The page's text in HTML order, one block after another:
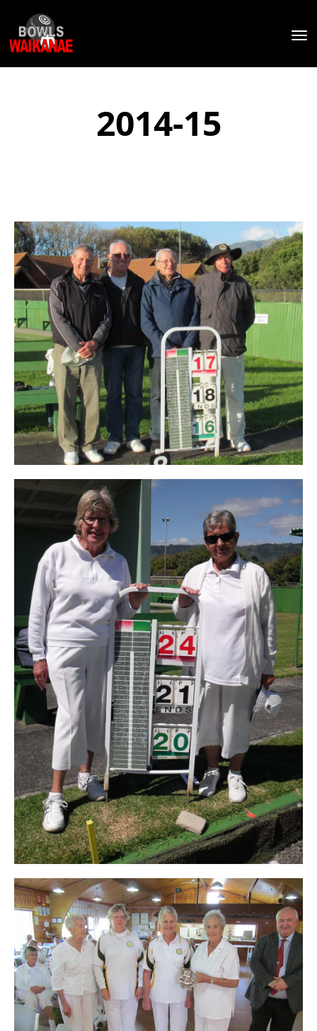
2014-15